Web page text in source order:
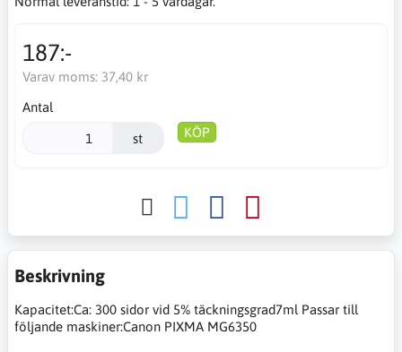
187:-
Varav moms: 37,40 kr
Antal
st KÖP
Beskrivning
Kapacitet:Ca: 300 sidor vid 5% täckningsgrad7ml Passar till
följande maskiner:Canon PIXMA MG6350